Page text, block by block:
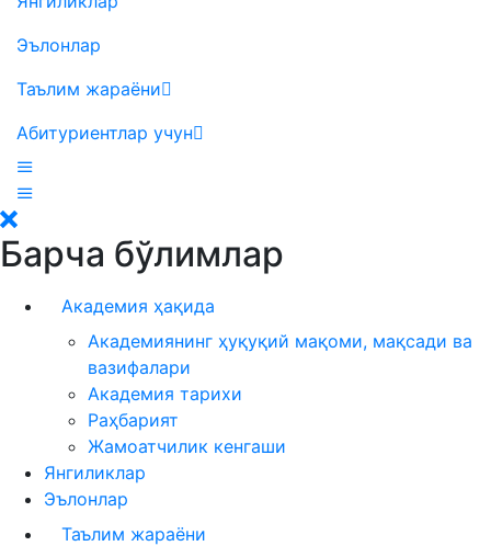
Эълонлар
Таълим жараёни
Абитуриентлар учун
Барча бўлимлар
Академия ҳақида
Академиянинг ҳуқуқий мақоми, мақсади ва
вазифалари
Академия тарихи
Раҳбарият
Жамоатчилик кенгаши
Янгиликлар
Эълонлар
Таълим жараёни